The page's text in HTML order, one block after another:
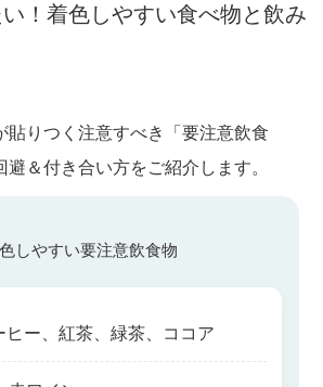
！着色しやすい食べ物と飲み
貼りつく注意すべき「要注意飲食
＆付き合い方をご紹介します。
しやすい要注意飲食物
ヒー、紅茶、緑茶、ココア